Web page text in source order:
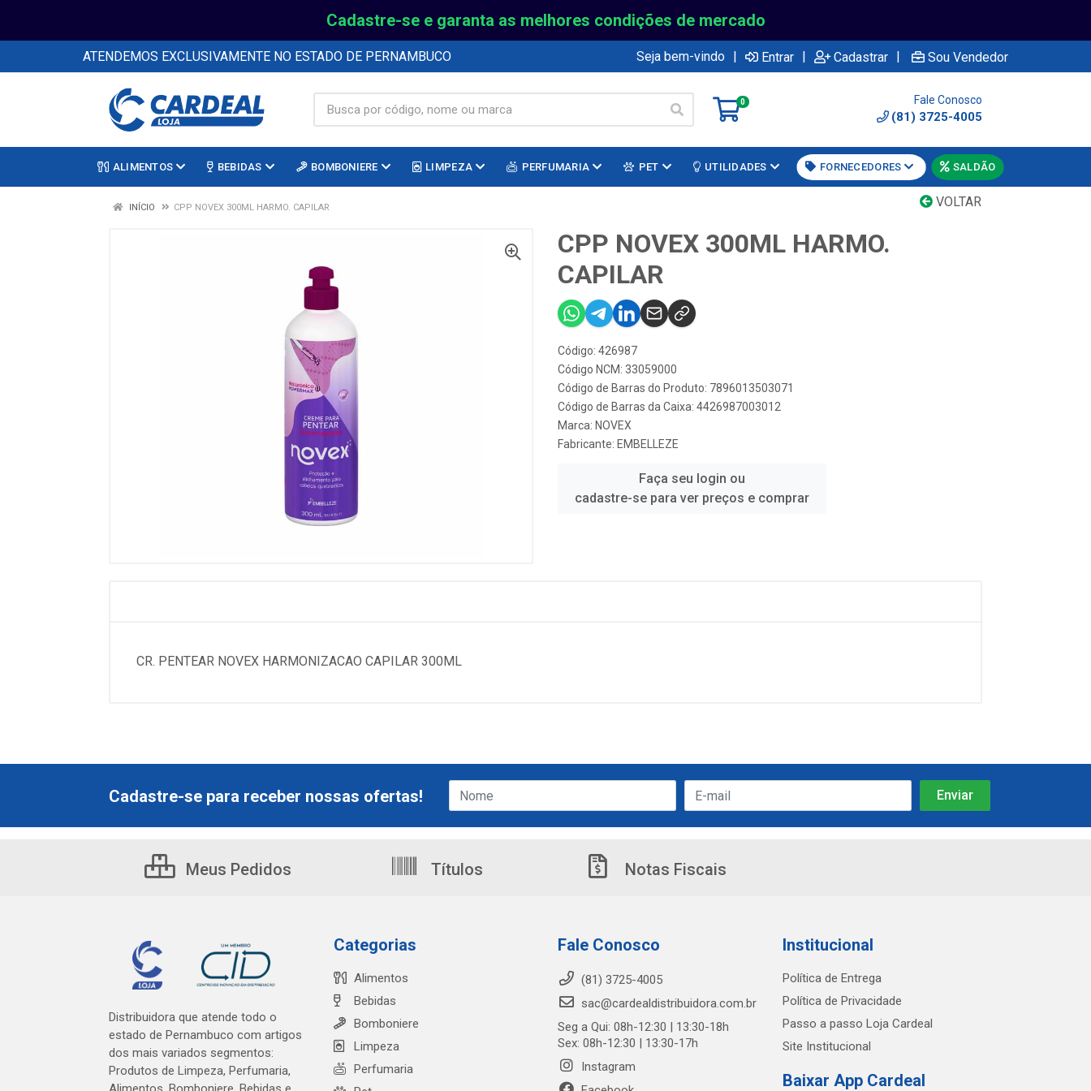
Cadastre-se e garanta as melhores condições de mercado
ATENDEMOS EXCLUSIVAMENTE NO ESTADO DE PERNAMBUCO Seja bem-vindo | Entrar | Cadastrar | Sou Vendedor
0 Fale Conosco
(81) 3725-4005
ALIMENTOS BEBIDAS BOMBONIERE LIMPEZA PERFUMARIA PET UTILIDADES FORNECEDORES SALDÃO
VOLTAR
INÍCIO CPP NOVEX 300ML HARMO. CAPILAR
CPP NOVEX 300ML HARMO.
CAPILAR
Código: 426987
Código NCM: 33059000
Código de Barras do Produto: 7896013503071
Código de Barras da Caixa: 4426987003012
Marca: NOVEX
Fabricante: EMBELLEZE
Faça seu login ou
cadastre-se para ver preços e comprar
CR. PENTEAR NOVEX HARMONIZACAO CAPILAR 300ML
Cadastre-se para receber nossas ofertas!
Meus Pedidos Títulos Notas Fiscais
Distribuidora que atende todo o
estado de Pernambuco com artigos
dos mais variados segmentos:
Produtos de Limpeza, Perfumaria,
Categorias
Alimentos
Bebidas
Bomboniere
Limpeza
Perfumaria
Fale Conosco
(81) 3725-4005
sac@cardealdistribuidora.com.br
Seg a Qui: 08h-12:30 | 13:30-18h
Sex: 08h-12:30 | 13:30-17h
Instagram
Institucional
Política de Entrega
Política de Privacidade
Passo a passo Loja Cardeal
Site Institucional
Baixar App Cardeal